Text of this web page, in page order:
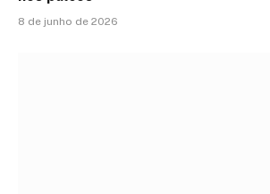
8 de junho de 2026